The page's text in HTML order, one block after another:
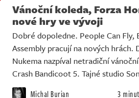
Vánoční koleda, Forza
nové hry ve vývoji
Dobré dopoledne. People Can Fly,
Assembly pracují na nových hrách.
Nukema nazpíval netradiční
Crash Bandicoot 5. Tajné studio
Michal Burian 3